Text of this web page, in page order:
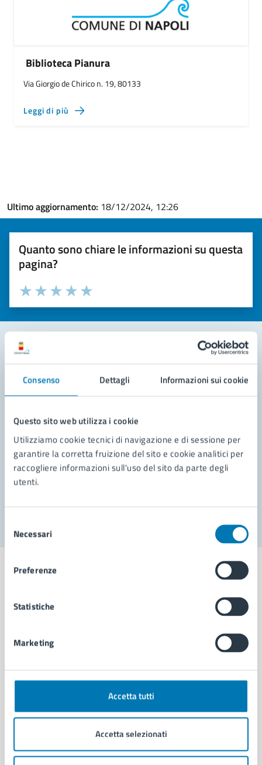
Consenso Dettagli Informazioni sui cookie
Questo sito web utilizza i cookie
Utilizziamo cookie tecnici di navigazione e di sessione per
garantire la corretta fruizione del sito e cookie analitici per
raccogliere informazioni sull'uso del sito da parte degli
utenti.
delNecessari
Preferenze
Statistiche
Marketing
Accetta tutti
Accetta selezionati
Biblioteca Pianura
Via Giorgio de Chirico n. 19, 80133
Leggi di più
Ultimo aggiornamento: 18/12/2024, 12:26
Quanto sono chiare le informazioni su questa
pagina?
Valuta la chiarezza delle informazioni (da 1 a 5 stelle)
Seleziona il numero di stelle per valutare la chiarezza delle
Valuta 5 stelle su 5
Valuta 4 stelle su 5
Valuta 3 stelle su 5
Valuta 2 stelle su 5
Valuta 1 stelle su 5
Leggi le domande frequenti
Richiedi assistenza
Prenota appuntamento
Problemi in città
Comune di Napoli
AMMINISTRAZIONE
Organi di governo
Enti e fondazioni
Personale amministrativo